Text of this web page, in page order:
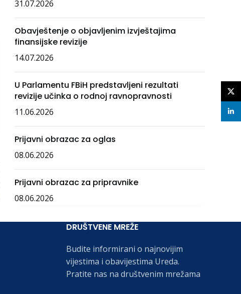
31.07.2026
Obavještenje o objavljenim izvještajima
finansijske revizije
14.07.2026
U Parlamentu FBiH predstavljeni rezultati
revizije učinka o rodnoj ravnopravnosti
11.06.2026
Prijavni obrazac za oglas
08.06.2026
Prijavni obrazac za pripravnike
08.06.2026
DRUŠTVENE MREŽE
Budite informirani o najnovijim
vijestima i obavijestima Ureda.
Pratite nas na društvenim mrežama